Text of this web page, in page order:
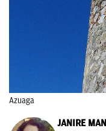
Azuaga
JANIRE